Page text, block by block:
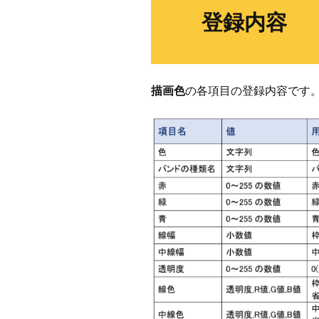
登録内容
描画色の各項目の登録内容です